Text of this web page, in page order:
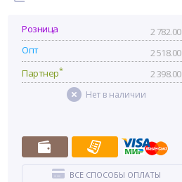
Розница
2 782.00
Опт
2 518.00
Партнер* 2 398.00
Нет в наличии
ВСЕ СПОСОБЫ ОПЛАТЫ